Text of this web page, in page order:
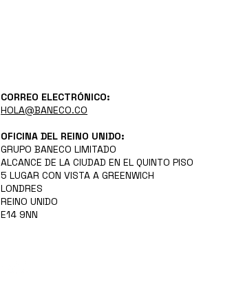
CORREO ELECTRÓNICO:
HOLA@BANECO.CO
OFICINA DEL REINO UNIDO:
GRUPO BANECO LIMITADO
ALCANCE DE LA CIUDAD EN EL QUINTO PISO
5 LUGAR CON VISTA A GREENWICH
LONDRES
REINO UNIDO
E14 9NN